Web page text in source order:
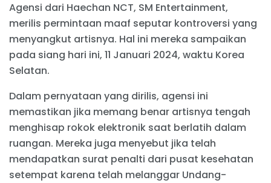
Agensi dari Haechan NCT, SM Entertainment,
merilis permintaan maaf seputar kontroversi yang
menyangkut artisnya. Hal ini mereka sampaikan
pada siang hari ini, 11 Januari 2024, waktu Korea
Selatan.
Dalam pernyataan yang dirilis, agensi ini
memastikan jika memang benar artisnya tengah
menghisap rokok elektronik saat berlatih dalam
ruangan. Mereka juga menyebut jika telah
mendapatkan surat penalti dari pusat kesehatan
setempat karena telah melanggar Undang-